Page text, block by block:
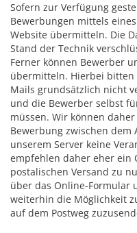
Sofern zur Verfügung
Bewerbungen mittels
Website übermitteln. Die
Stand der Technik
Ferner können Bewerber
übermitteln. Hierbei bitten
Mails grundsätzlich nicht
und die Bewerber selbst
müssen. Wir können
Bewerbung zwischen
unserem Server keine
empfehlen daher eher ein
postalischen Versand zu
über das Online-Formular
weiterhin die Möglichkeit
auf dem Postweg